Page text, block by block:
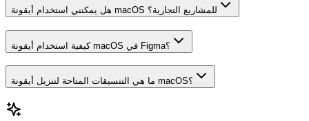
هل يمكنني استخدام أيقونة macOS للمشاريع التجارية؟
كيفية استخدام أيقونة macOS في Figma؟
ما هي التنسيقات المتاحة لتنزيل أيقونة macOS؟